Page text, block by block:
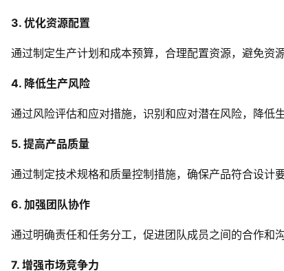
3. 优化资源配置
通过制定生产计划和成本预算，合理配置资源，避免资
4. 降低生产风险
通过风险评估和应对措施，识别和应对潜在风险，降低
5. 提高产品质量
通过制定技术规格和质量控制措施，确保产品符合设计
6. 加强团队协作
通过明确责任和任务分工，促进团队成员之间的合作和
7. 增强市场竞争力